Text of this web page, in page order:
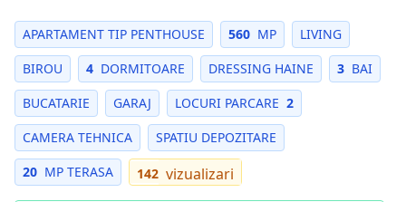
APARTAMENT TIP PENTHOUSE MP
560
LIVING
BIROU
DORMITOARE
4 DRESSING HAINE BAI
3
BUCATARIE
GARAJ LOCURI PARCARE 2
CAMERA TEHNICA
SPATIU DEPOZITARE
MP TERASA
20 vizualizari
142